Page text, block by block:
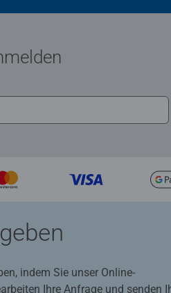
indem Sie unser Online-
Ihre Anfrage und senden